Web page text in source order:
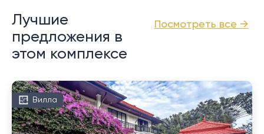
Посмотреть все →
Лучшие
предложения в
этом комплексе
Вилла